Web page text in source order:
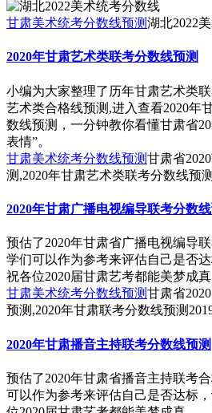
甘肃美术统考分数线预测湖北2022
2020年甘肃艺术类联考分数线预测
小编为大家整理了历年甘肃艺术类
艺术类合格线预测,进入查看2020年
数线预测，一分钟教你看懂甘肃省
表情”。
甘肃美术统考分数线预测甘肃省
测,2020年甘肃艺术类联考分数线预测
2020年甘肃广播电视编导联考分数线
预估了2020年甘肃省广播电视编导
学们可以作为参考来评估自己是否
祝各位2020届甘肃艺考都能美梦成真
甘肃美术统考分数线预测甘肃省
预测,2020年甘肃联考分数线预测
2020年甘肃播音主持联考分数线预测
预估了2020年甘肃省播音主持联考
可以作为参考来评估自己是否达标